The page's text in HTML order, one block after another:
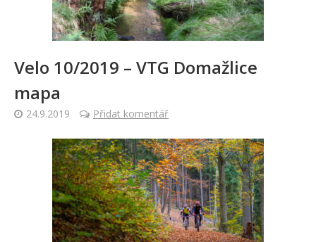
Velo 10/2019 – VTG Domažlice
mapa
24.9.2019 Přidat komentář